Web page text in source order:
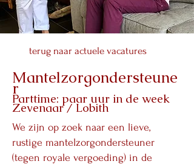
terug naar actuele vacatures
Mantelzorgondersteune
r
Parttime: paar uur in de week
Zevenaar / Lobith
We zijn op zoek naar een lieve,
rustige mantelzorgondersteuner
(tegen royale vergoeding) in de